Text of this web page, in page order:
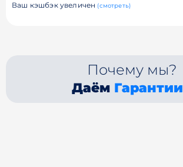
Ваш кэшбэк увеличен (смотреть)
Почему мы?
Даём Гарантии